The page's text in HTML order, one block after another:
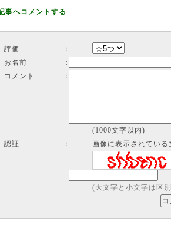
事へコメントする
評価
：
お名前
：
コメント
：
(1000文字以内)
認証
： 画像に表示されてい
(大文字と小文字は区